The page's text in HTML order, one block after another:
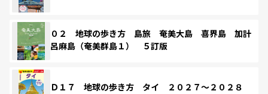
０２ 地球の歩き方 島旅 奄美大島 喜界島 加計
呂麻島（奄美群島１） ５訂版
Ｄ１７ 地球の歩き方 タイ ２０２７～２０２８